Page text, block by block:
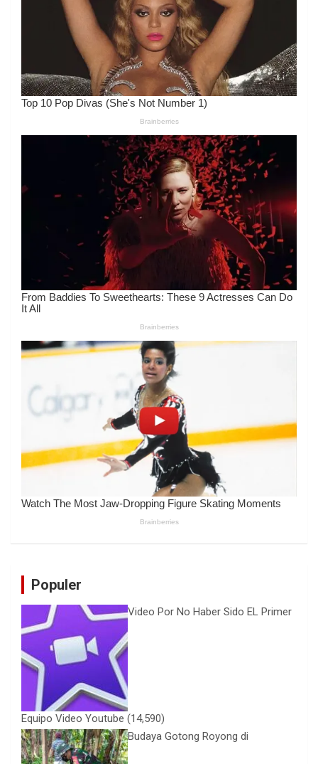
Populer
Video Por No Haber Sido EL Primer
Equipo Video Youtube (14,590)
Budaya Gotong Royong di